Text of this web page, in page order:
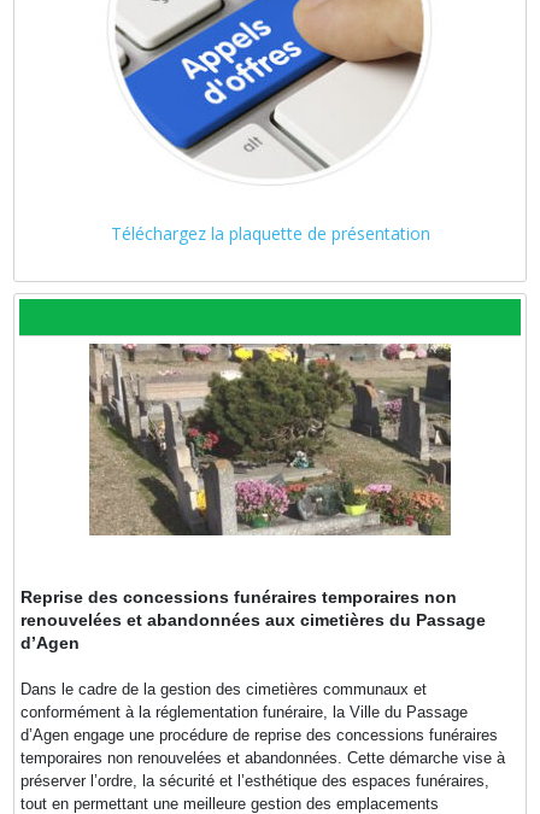
Téléchargez la plaquette de présentation
Reprise des concessions funéraires temporaires non
renouvelées et abandonnées aux cimetières du Passage
d’Agen
Dans le cadre de la gestion des cimetières communaux et
conformément à la réglementation funéraire, la Ville du Passage
d’Agen engage une procédure de reprise des concessions funéraires
temporaires non renouvelées et abandonnées. Cette démarche vise à
préserver l’ordre, la sécurité et l’esthétique des espaces funéraires,
tout en permettant une meilleure gestion des emplacements